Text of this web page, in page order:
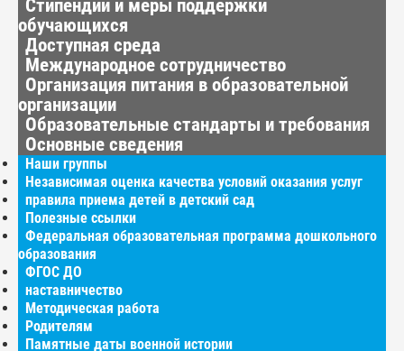
Стипендии и меры поддержки
обучающихся
Доступная среда
Международное сотрудничество
Организация питания в образовательной
организации
Образовательные стандарты и требования
Основные сведения
Наши группы
Независимая оценка качества условий оказания услуг
правила приема детей в детский сад
Полезные ссылки
Федеральная образовательная программа дошкольного
образования
ФГОС ДО
наставничество
Методическая работа
Родителям
Памятные даты военной истории